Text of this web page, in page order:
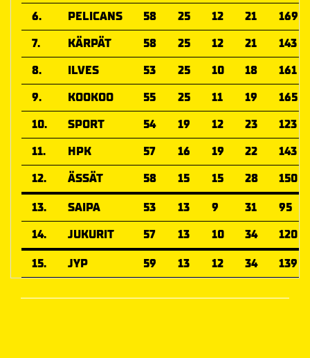
6.
PELICANS 58 25 12 21
169
7.
KÄRPÄT 58 25 12 21
143
8.
ILVES 53 25 10 18
161
9.
KOOKOO 55 25 11 19
165
10.
SPORT 54 19 12 23
123
11.
HPK 57 16 19 22
143
12.
ÄSSÄT 58 15 15 28
150
13.
SAIPA 53 13 9 31
95
14.
JUKURIT 57 13 10 34
120
15.
JYP 59 13 12 34 139